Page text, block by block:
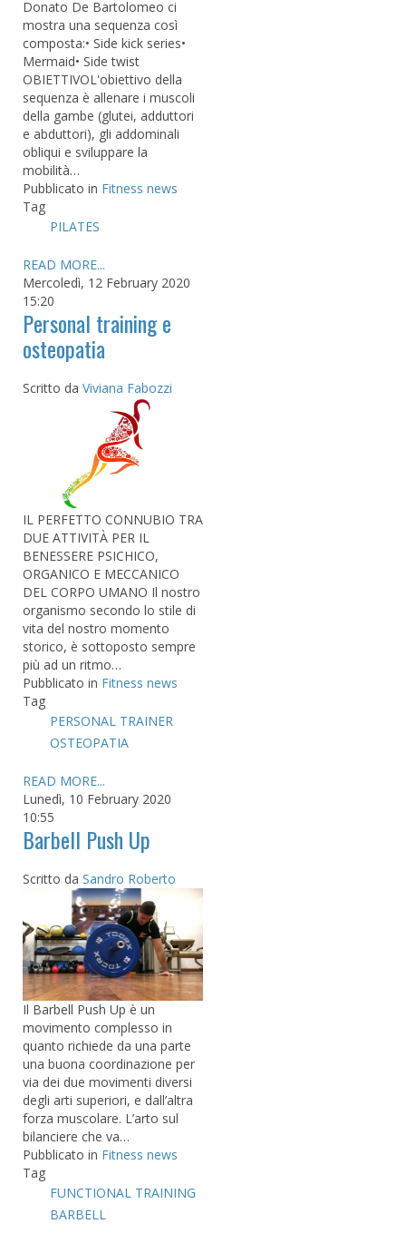
Donato De Bartolomeo ci
mostra una sequenza così
composta:⁣• Side kick series⁣•
Mermaid⁣• Side twist⁣
OBIETTIVO⁣L'obiettivo della
sequenza è allenare i muscoli
della gambe (glutei, adduttori
e abduttori), gli addominali
obliqui e sviluppare la
mobilità…
Pubblicato in Fitness news
Tag
PILATES
READ MORE...
Mercoledì, 12 February 2020
15:20
Personal training e
osteopatia
Scritto da Viviana Fabozzi
IL PERFETTO CONNUBIO TRA
DUE ATTIVITÀ PER IL
BENESSERE PSICHICO,
ORGANICO E MECCANICO
DEL CORPO UMANO Il nostro
organismo secondo lo stile di
vita del nostro momento
storico, è sottoposto sempre
più ad un ritmo…
Pubblicato in Fitness news
Tag
PERSONAL TRAINER
OSTEOPATIA
READ MORE...
Lunedì, 10 February 2020
10:55
Barbell Push Up
Scritto da Sandro Roberto
Il Barbell Push Up è un
movimento complesso in
quanto richiede da una parte
una buona coordinazione per
via dei due movimenti diversi
degli arti superiori, e dall’altra
forza muscolare. L’arto sul
bilanciere che va…
Pubblicato in Fitness news
Tag
FUNCTIONAL TRAINING
BARBELL